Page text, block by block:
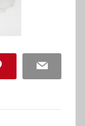
Pinterest Email